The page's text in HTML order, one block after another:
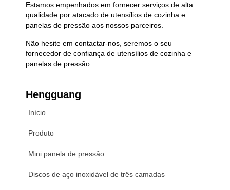
Estamos empenhados em fornecer serviços de alta
qualidade por atacado de utensílios de cozinha e
panelas de pressão aos nossos parceiros.
Não hesite em contactar-nos, seremos o seu
fornecedor de confiança de utensílios de cozinha e
panelas de pressão.
Hengguang
Início
Produto
Mini panela de pressão
Discos de aço inoxidável de três camadas